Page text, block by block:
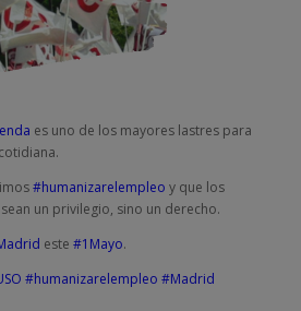
es uno de los mayores lastres para
#humanizarelempleo y que los
un privilegio, sino un derecho.
este #1Mayo.
#humanizarelempleo #Madrid